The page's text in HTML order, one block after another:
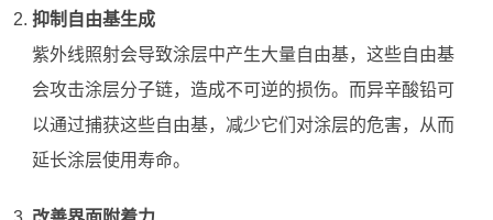
抑制自由基生成
紫外线照射会导致涂层中产生大量自由基，这些自由基
会攻击涂层分子链，造成不可逆的损伤。而异辛酸铅可
以通过捕获这些自由基，减少它们对涂层的危害，从而
延长涂层使用寿命。